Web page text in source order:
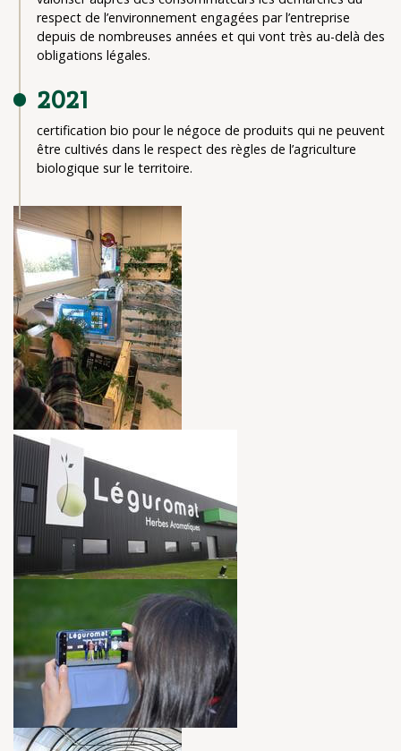
respect de l’environnement engagées par l’entreprise
depuis de nombreuses années et qui vont très au-delà des
obligations légales.
2021
certification bio pour le négoce de produits qui ne peuvent
être cultivés dans le respect des règles de l’agriculture
biologique sur le territoire.